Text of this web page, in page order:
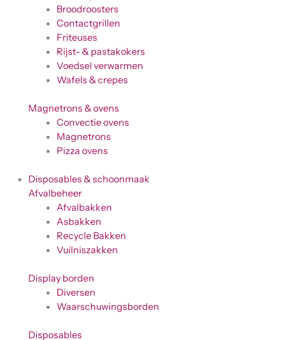
Broodroosters
Contactgrillen
Friteuses
Rijst- & pastakokers
Voedsel verwarmen
Wafels & crepes
Magnetrons & ovens
Convectie ovens
Magnetrons
Pizza ovens
Disposables & schoonmaak
Afvalbeheer
Afvalbakken
Asbakken
Recycle Bakken
Vuilniszakken
Display borden
Diversen
Waarschuwingsborden
Disposables